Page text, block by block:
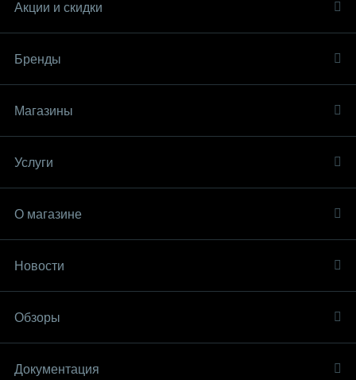
Акции и скидки
Бренды
Магазины
Услуги
О магазине
Новости
Обзоры
Документация